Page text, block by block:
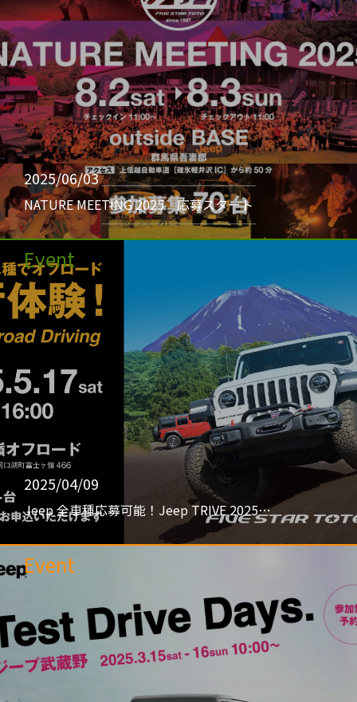
2025/06/03
NATURE MEETING 2025 応募スタート
Event
2025/04/09
Jeep 全車種応募可能！Jeep TRIVE 2025…
Event